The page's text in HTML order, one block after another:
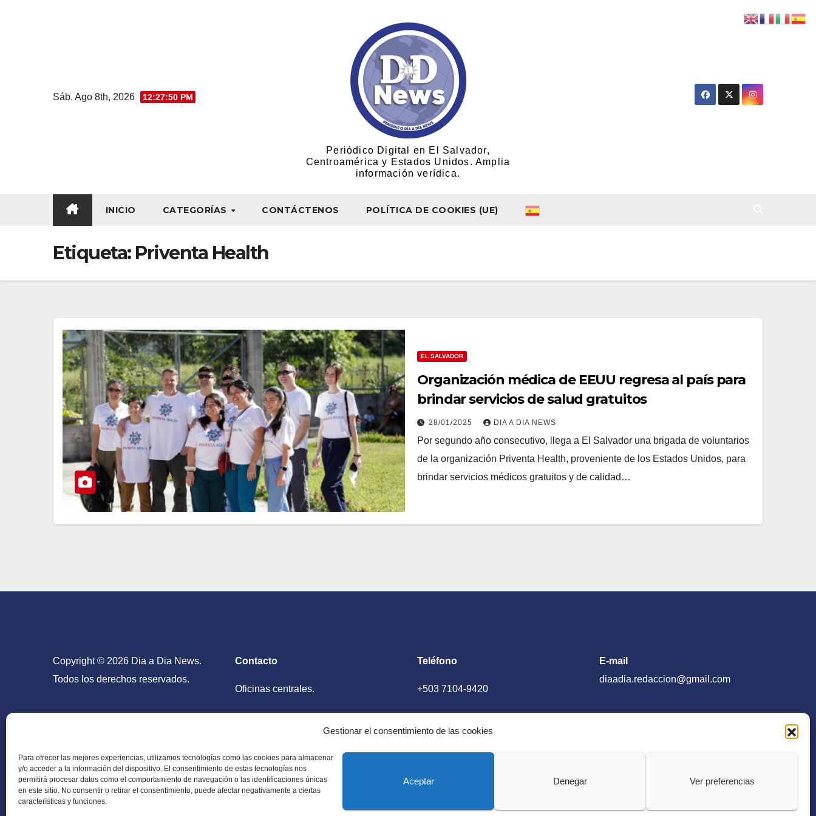
Gestionar el consentimiento de las cookies
Para ofrecer las mejores experiencias, utilizamos tecnologías como las cookies para almacenar
y/o acceder a la información del dispositivo. El consentimiento de estas tecnologías nos
permitirá procesar datos como el comportamiento de navegación o las identificaciones únicas
en este sitio. No consentir o retirar el consentimiento, puede afectar negativamente a ciertas
características y funciones.
Aceptar Denegar Ver preferencias
Sáb. Ago 8th, 2026 12:27:51 PM
Periódico Digital en El Salvador,
Centroamérica y Estados Unidos. Amplia
información verídica.
INICIO CATEGORÍAS CONTÁCTENOS POLÍTICA DE COOKIES (UE)
Etiqueta: Priventa Health
EL SALVADOR
Organización médica de EEUU regresa al país para
brindar servicios de salud gratuitos
28/01/2025 DIA A DIA NEWS
Por segundo año consecutivo, llega a El Salvador una brigada de voluntarios
de la organización Priventa Health, proveniente de los Estados Unidos, para
brindar servicios médicos gratuitos y de calidad…
Copyright © 2026 Dia a Dia News.
Todos los derechos reservados.
Contacto
Oficinas centrales.
Teléfono
+503 7104-9420
E-mail
diaadia.redaccion@gmail.com
Periódico Digital en El Salvador, Centroamérica y Estados Unidos. Amplia